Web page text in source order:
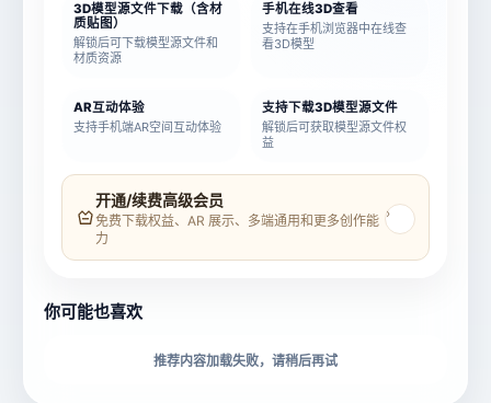
模型名称
材质贴图
3D模型源文件下载（含材
质贴图）
解锁后可下载模型源文件和
材质资源
手机在线3D查看
支持在手机浏览器中在线查
看3D模型
AR互动体验
支持手机端AR空间互动体验
支持下载3D模型源文件
解锁后可获取模型源文件权
益
开通/续费高级会员
免费下载权益、AR 展示、多端通用和更多创作能
力
›
你可能也喜欢
推荐内容加载失败，请稍后再试